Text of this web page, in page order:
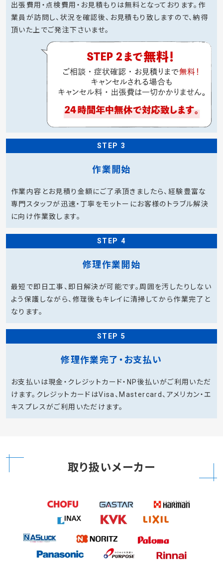
出張費用・点検費用・お見積もりは無料となっております。作
業員が訪問し、状況を確認後、お見積もり致しますので、納得
頂いた上でご発注下さいませ。
STEP 3
作業開始
作業内容とお見積り金額にご了承頂きましたら、経験豊富な
専門スタッフが迅速・丁寧をモットーにお客様のトラブル解決
に向け作業致します。
STEP 4
修理作業開始
最短で即日工事、即日解決が可能です。周囲を汚したりしない
よう保護しながら、修理後もキレイに清掃してから作業完了と
なります。
STEP 5
修理作業完了・お支払い
お支払いは現金・クレジットカード・NP後払いがご利用いただ
けます。クレジットカードはVisa、Mastercard、アメリカン・エ
キスプレスがご利用いただけます。
取り扱いメーカー